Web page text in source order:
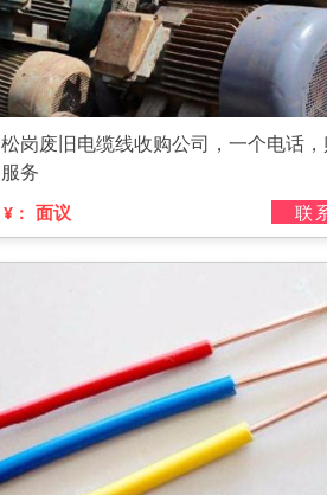
松岗废旧电缆线收购公司，一个电话
服务
¥： 面议 联